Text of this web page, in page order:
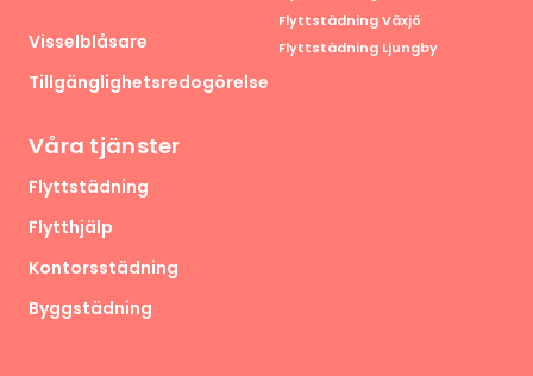
Visselblåsare
Tillgänglighetsredogörelse
Våra tjänster
Flyttstädning
Flytthjälp
Kontorsstädning
Byggstädning
Flyttstädning Växjö
Flyttstädning Ljungby